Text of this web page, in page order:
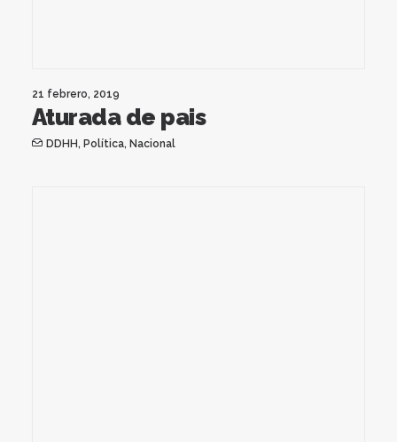
21 febrero, 2019
Aturada de pais
DDHH, Política, Nacional